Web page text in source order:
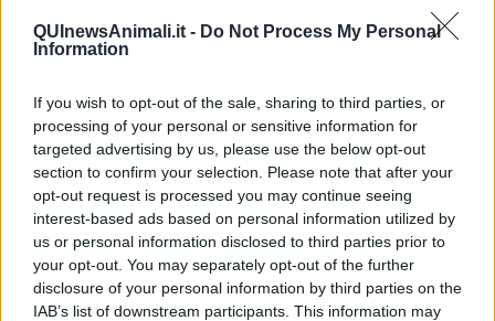
QUInewsAnimali.it - Do Not Process My Personal
Information
If you wish to opt-out of the sale, sharing to third parties, or
processing of your personal or sensitive information for
targeted advertising by us, please use the below opt-out
section to confirm your selection. Please note that after your
opt-out request is processed you may continue seeing
interest-based ads based on personal information utilized by
us or personal information disclosed to third parties prior to
your opt-out. You may separately opt-out of the further
disclosure of your personal information by third parties on the
IAB’s list of downstream participants. This information may
Guerra Ucraina, la pseudo neutralità di Bennet
La guerra in Ucraina vista dal Medio Oriente
Erdoğan e l'informazione
Crisi Corona, crisi Johnson, problemi post Brexit
Capitol Hill un anno dopo
Desmond Tutu "la voce dei senza voce"
Natale da incubo per Boris Johnson
La questione Ucraina
Cipro, un ponte dove si mischiano le culture
Una vigilia di Natale per un nuovo Rais
La questione israelo-palestinese ignorata dal G20
Erdogan continua a sfidare l'Occidente